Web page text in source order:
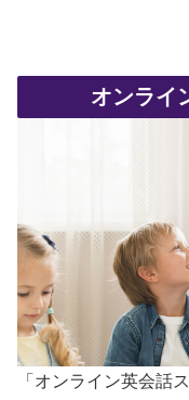
オンライ
「オンライン英会話